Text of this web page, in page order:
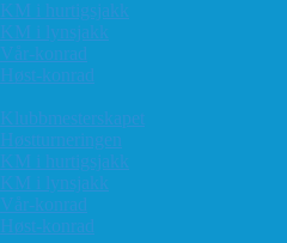
KM i hurtigsjakk
KM i lynsjakk
Vår-konrad
Høst-konrad
Klubbmesterskapet
Høstturneringen
KM i hurtigsjakk
KM i lynsjakk
Vår-konrad
Høst-konrad